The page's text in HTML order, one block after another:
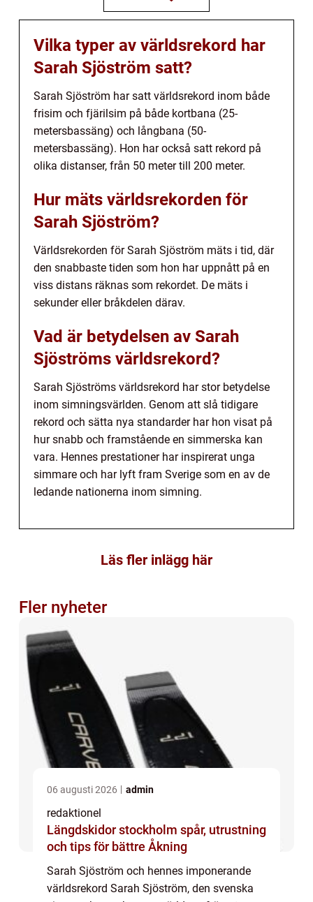
Vilka typer av världsrekord har
Sarah Sjöström satt?
Sarah Sjöström har satt världsrekord inom både
frisim och fjärilsim på både kortbana (25-
metersbassäng) och långbana (50-
metersbassäng). Hon har också satt rekord på
olika distanser, från 50 meter till 200 meter.
Hur mäts världsrekorden för
Sarah Sjöström?
Världsrekorden för Sarah Sjöström mäts i tid, där
den snabbaste tiden som hon har uppnått på en
viss distans räknas som rekordet. De mäts i
sekunder eller bråkdelen därav.
Vad är betydelsen av Sarah
Sjöströms världsrekord?
Sarah Sjöströms världsrekord har stor betydelse
inom simningsvärlden. Genom att slå tidigare
rekord och sätta nya standarder har hon visat på
hur snabb och framstående en simmerska kan
vara. Hennes prestationer har inspirerat unga
simmare och har lyft fram Sverige som en av de
ledande nationerna inom simning.
Läs fler inlägg här
Fler nyheter
06 augusti 2026 admin
redaktionel
Längdskidor stockholm spår, utrustning
och tips för bättre Åkning
Sarah Sjöström och hennes imponerande
världsrekord Sarah Sjöström, den svenska